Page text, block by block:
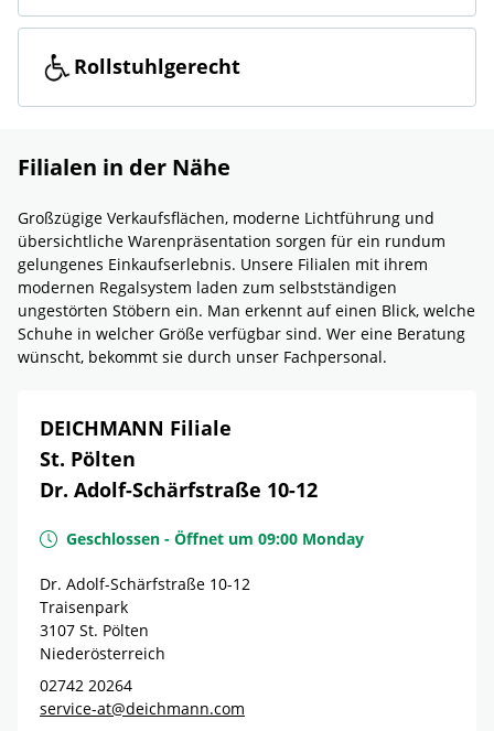
Rollstuhlgerecht
Filialen in der Nähe
Großzügige Verkaufsflächen, moderne Lichtführung und
übersichtliche Warenpräsentation sorgen für ein rundum
gelungenes Einkaufserlebnis. Unsere Filialen mit ihrem
modernen Regalsystem laden zum selbstständigen
ungestörten Stöbern ein. Man erkennt auf einen Blick, welche
Schuhe in welcher Größe verfügbar sind. Wer eine Beratung
wünscht, bekommt sie durch unser Fachpersonal.
DEICHMANN Filiale
St. Pölten
Dr. Adolf-Schärfstraße 10-12
Geschlossen - Öffnet um 09:00 Monday
Dr. Adolf-Schärfstraße 10-12
Traisenpark
3107 St. Pölten
Niederösterreich
02742 20264
service-at@deichmann.com